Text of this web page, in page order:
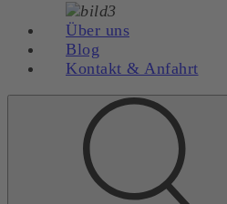
Über uns
Blog
Kontakt & Anfahrt